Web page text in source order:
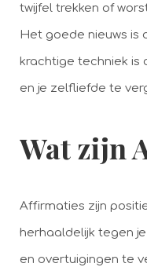
twijfel trekken of
Het goede nieuws is
krachtige techniek is
en je zelfliefde te
Wat zijn
Affirmaties zijn
herhaaldelijk tegen
en overtuigingen te